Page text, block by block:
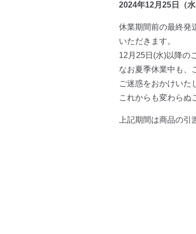
2024年12月25日（
休業期間前の最終発
いただきます。
12月25日(水)以降の
なお夏季休業中も、
ご迷惑をおかけいた
これからも変わらぬ
上記期間は商品の